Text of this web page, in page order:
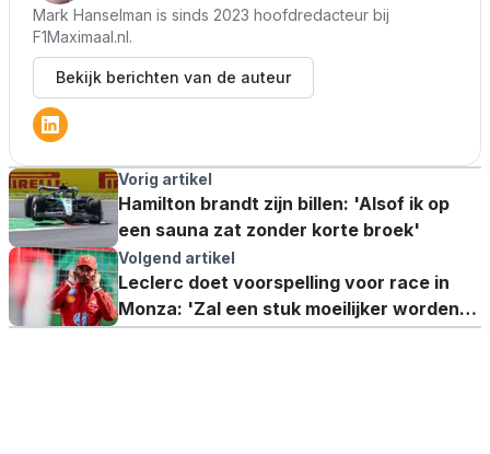
Mark Hanselman is sinds 2023 hoofdredacteur bij
F1Maximaal.nl.
Bekijk berichten van de auteur
Vorig artikel
Hamilton brandt zijn billen: 'Alsof ik op
een sauna zat zonder korte broek'
Volgend artikel
Leclerc doet voorspelling voor race in
Monza: 'Zal een stuk moeilijker worden
voor iedereen'